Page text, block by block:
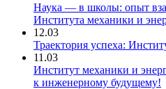
Наука — в школы: опыт
Института механики и
12.03
Траектория успеха:
11.03
Институт механики и
к инженерному будущему!